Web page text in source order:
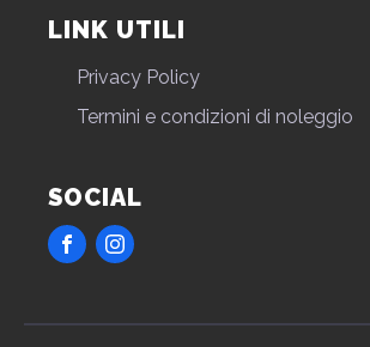
LINK UTILI
Privacy Policy
Termini e condizioni di noleggio
SOCIAL